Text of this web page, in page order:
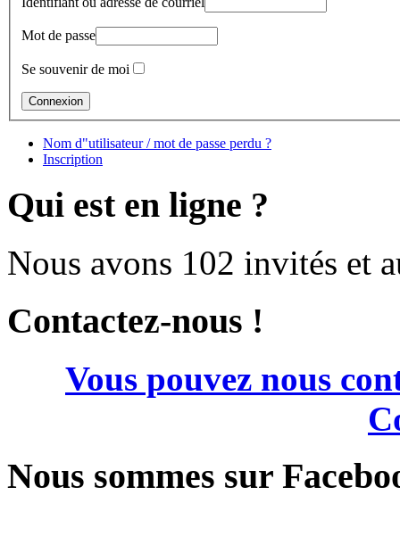
Mot de passe
Se souvenir de moi
Nom d"utilisateur / mot de passe perdu ?
Inscription
Qui est en ligne ?
Nous avons 102 invités et
Contactez-nous !
Vous pouvez nous
Nous sommes sur